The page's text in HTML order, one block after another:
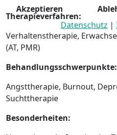
Therapieverfahren:
Verhaltenstherapie,
(AT, PMR)
Behandlungsschwerpunkte:
Angsttherapie, Burnout,
Suchttherapie
Besonderheiten:
Akzeptieren
Datenschutz |